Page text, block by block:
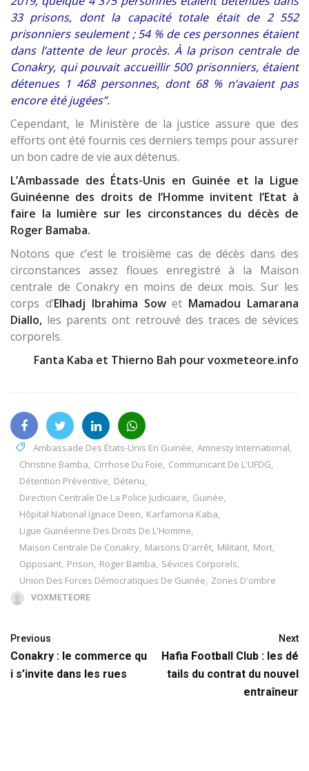
33 prisons, dont la capacité totale était de 2 552
prisonniers seulement ; 54 % de ces personnes étaient
dans l’attente de leur procès. À la prison centrale de
Conakry, qui pouvait accueillir 500 prisonniers, étaient
détenues 1 468 personnes, dont 68 % n’avaient pas
encore été jugées”.
Cependant, le Ministère de la justice assure que des
efforts ont été fournis ces derniers temps pour assurer
un bon cadre de vie aux détenus.
L’Ambassade des États-Unis en Guinée et la Ligue
Guinéenne des droits de l’Homme invitent l’Etat à
faire la lumière sur les circonstances du décès de
Roger Bamaba.
Notons que c’est le troisième cas de décès dans des
circonstances assez floues enregistré à la Maison
centrale de Conakry en moins de deux mois. Sur les
corps d’Elhadj Ibrahima Sow et Mamadou Lamarana
Diallo, les parents ont retrouvé des traces de sévices
corporels.
Fanta Kaba et Thierno Bah pour voxmeteore.info
Ambassade Des États-Unis En Guinée, Amnesty International,
Christine Bamba, Cirrhose Du Foie, Communicant De L'UFDG,
Détention Préventive, Détenu,
Direction Centrale De La Police Judiciaire, Guinée,
Hôpital National Ignace Deen, Karfamoria Kaba,
Ligue Guinéenne Des Droits De L'Homme,
Maison Centrale De Conakry, Maisons D'arrêt, Militant, Mort,
Opposant, Prison, Roger Bamba, Sévices Corporels,
Union Des Forces Démocratiques De Guinée, Zones D'ombre
VOXMETEORE
Previous
Conakry : le commerce qu
i s’invite dans les rues
Next
Hafia Football Club : les dé
tails du contrat du nouvel
entraîneur